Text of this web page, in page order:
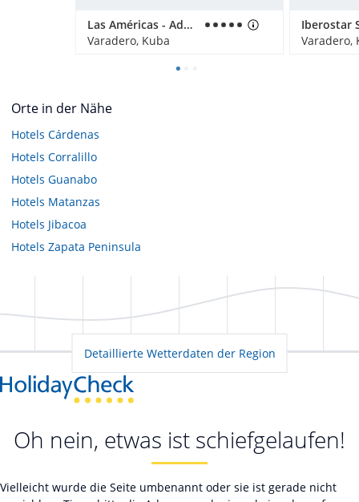
Las Américas - Adults only
Varadero, Kuba
Varadero,
Orte in der Nähe
Hotels Cárdenas
Hotels Corralillo
Hotels Guanabo
Hotels Matanzas
Hotels Jibacoa
Hotels Zapata Peninsula
Detaillierte Wetterdaten der Region
Oh nein, etwas ist schiefgelaufen!
Vielleicht wurde die Seite umbenannt oder sie ist gerade nicht